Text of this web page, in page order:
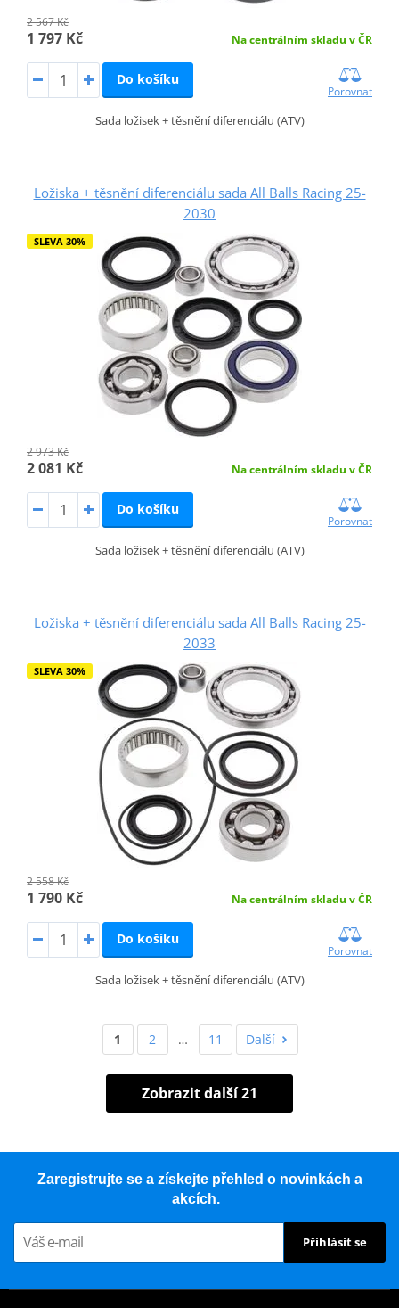
2 567 Kč
1 797 Kč Na centrálním skladu v ČR
Do košíku
Porovnat
Sada ložisek + těsnění diferenciálu (ATV)
Ložiska + těsnění diferenciálu sada All Balls Racing 25-
2030
SLEVA 30%
2 973 Kč
2 081 Kč Na centrálním skladu v ČR
Do košíku
Porovnat
Sada ložisek + těsnění diferenciálu (ATV)
Ložiska + těsnění diferenciálu sada All Balls Racing 25-
2033
SLEVA 30%
2 558 Kč
1 790 Kč Na centrálním skladu v ČR
Do košíku
Porovnat
Sada ložisek + těsnění diferenciálu (ATV)
1 2 … 11 Další
Zobrazit další 21
Zaregistrujte se a získejte přehled o novinkách a
akcích.
Přihlásit se